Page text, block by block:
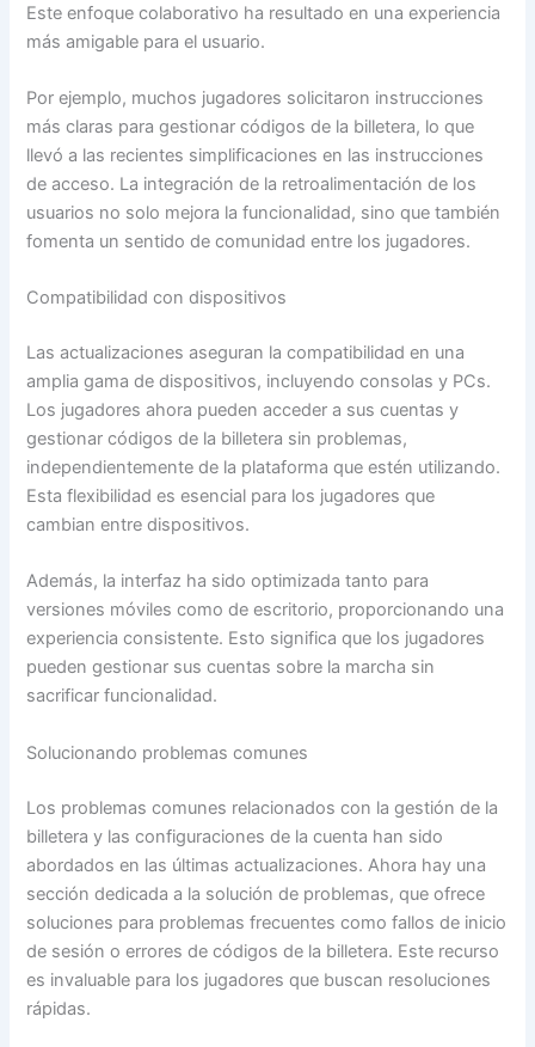
Este enfoque colaborativo ha resultado en una experiencia
más amigable para el usuario.
Por ejemplo, muchos jugadores solicitaron instrucciones
más claras para gestionar códigos de la billetera, lo que
llevó a las recientes simplificaciones en las instrucciones
de acceso. La integración de la retroalimentación de los
usuarios no solo mejora la funcionalidad, sino que también
fomenta un sentido de comunidad entre los jugadores.
Compatibilidad con dispositivos
Las actualizaciones aseguran la compatibilidad en una
amplia gama de dispositivos, incluyendo consolas y PCs.
Los jugadores ahora pueden acceder a sus cuentas y
gestionar códigos de la billetera sin problemas,
independientemente de la plataforma que estén utilizando.
Esta flexibilidad es esencial para los jugadores que
cambian entre dispositivos.
Además, la interfaz ha sido optimizada tanto para
versiones móviles como de escritorio, proporcionando una
experiencia consistente. Esto significa que los jugadores
pueden gestionar sus cuentas sobre la marcha sin
sacrificar funcionalidad.
Solucionando problemas comunes
Los problemas comunes relacionados con la gestión de la
billetera y las configuraciones de la cuenta han sido
abordados en las últimas actualizaciones. Ahora hay una
sección dedicada a la solución de problemas, que ofrece
soluciones para problemas frecuentes como fallos de inicio
de sesión o errores de códigos de la billetera. Este recurso
es invaluable para los jugadores que buscan resoluciones
rápidas.